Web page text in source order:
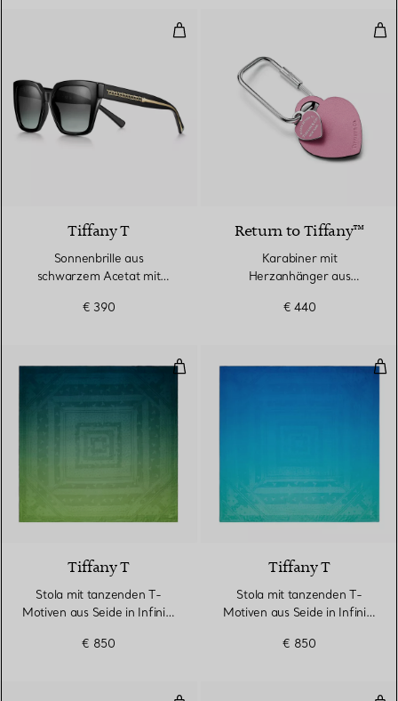
Sonnenbrille aus schwarzem
Tiffany T
Sonnenbrille aus
schwarzem Acetat mit
Farbverlauf
€ 390
Return to Tiffany™
Karabiner mit
Herzanhänger aus
€ 440
Stola mit tanzenden T-Motiven
3 Farben
Tiffany T
Stola mit tanzenden T-
Motiven aus Seide in Infinity
€ 850
Tiffany T
Stola mit tanzenden T-
Motiven aus Seide in Infinity
€ 850